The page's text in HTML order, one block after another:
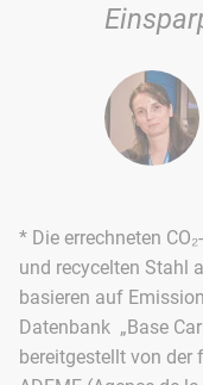
* Die errechneten
und recycelten Stahl
basieren auf
Datenbank „Base
bereitgestellt von der